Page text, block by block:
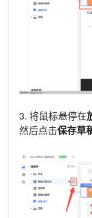
3. 将鼠标悬停在
然后点击保存草